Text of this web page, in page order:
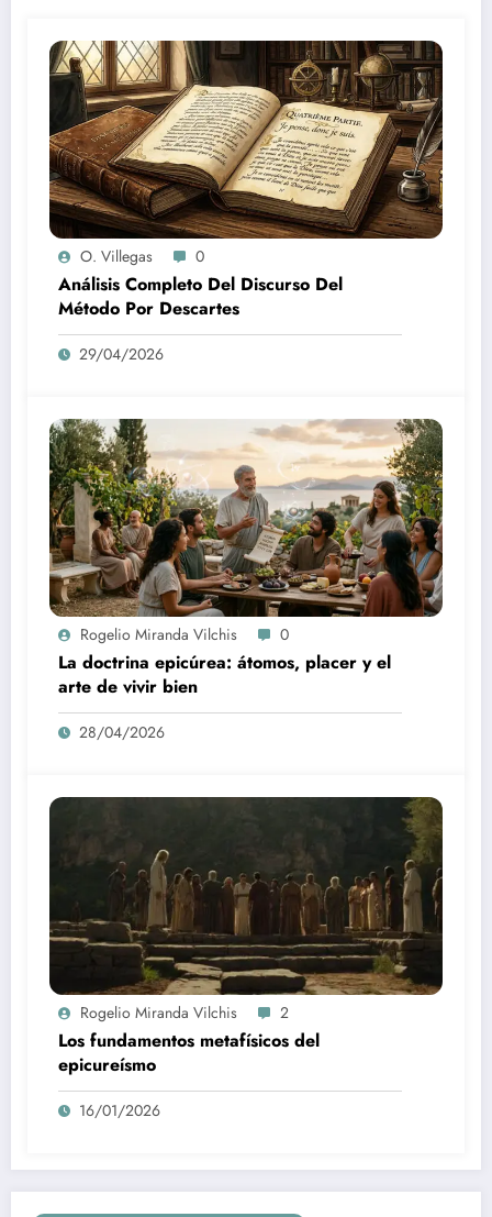
O. Villegas 0
Análisis Completo Del Discurso Del
Método Por Descartes
29/04/2026
Rogelio Miranda Vilchis 0
La doctrina epicúrea: átomos, placer y el
arte de vivir bien
28/04/2026
Rogelio Miranda Vilchis 2
Los fundamentos metafísicos del
epicureísmo
16/01/2026